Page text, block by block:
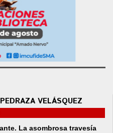
VELÁSQUEZ
La asombrosa travesía